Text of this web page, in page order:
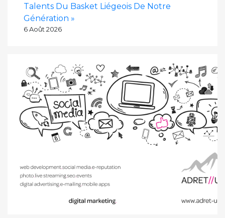
Talents Du Basket Liégeois De Notre
Génération »
6 Août 2026